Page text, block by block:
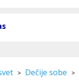
> Dečije sobe >